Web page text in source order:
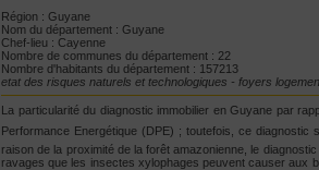
Région : Guyane
Nom du département : Guyane
Chef-lieu : Cayenne
Nombre de communes du département : 22
Nombre d'habitants du département : 157213
etat des risques naturels et technologiques - foyers
La particularité du diagnostic immobilier en Guyane par
Performance Energétique (DPE) ; toutefois, ce diagnostic
raison de la proximité de la forêt amazonienne, le
ravages que les insectes xylophages peuvent causer aux